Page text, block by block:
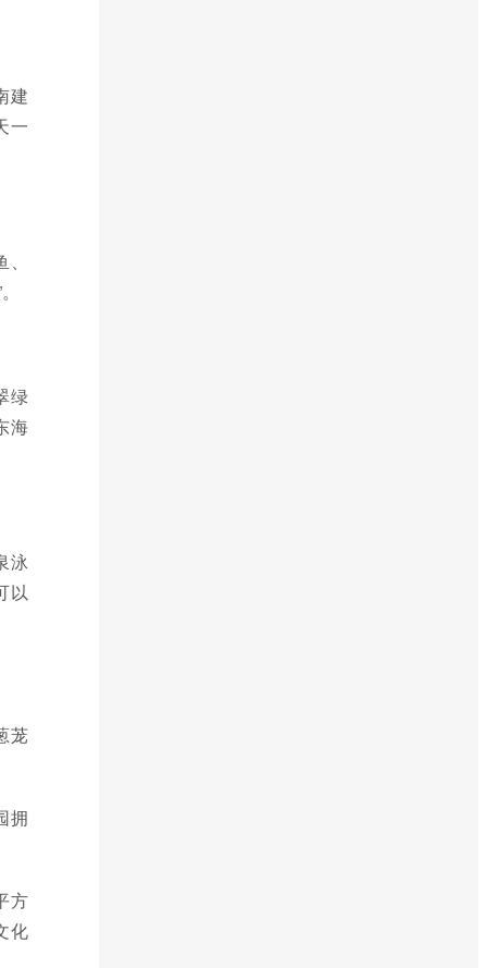
建
一
绿
海
泳
以
茏
拥
方
化